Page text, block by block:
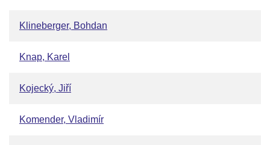
Klineberger, Bohdan
Knap, Karel
Kojecký, Jiří
Komender, Vladimír